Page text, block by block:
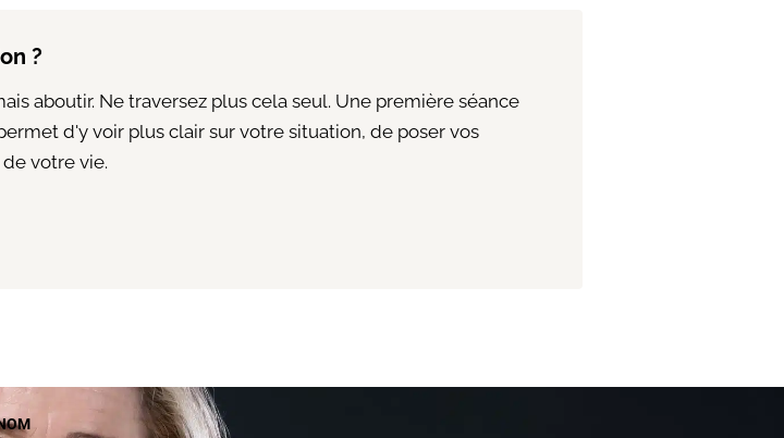
?
aboutir. Ne traversez plus cela seul. Une première séance
d'y voir plus clair sur votre situation, de poser vos
votre vie.